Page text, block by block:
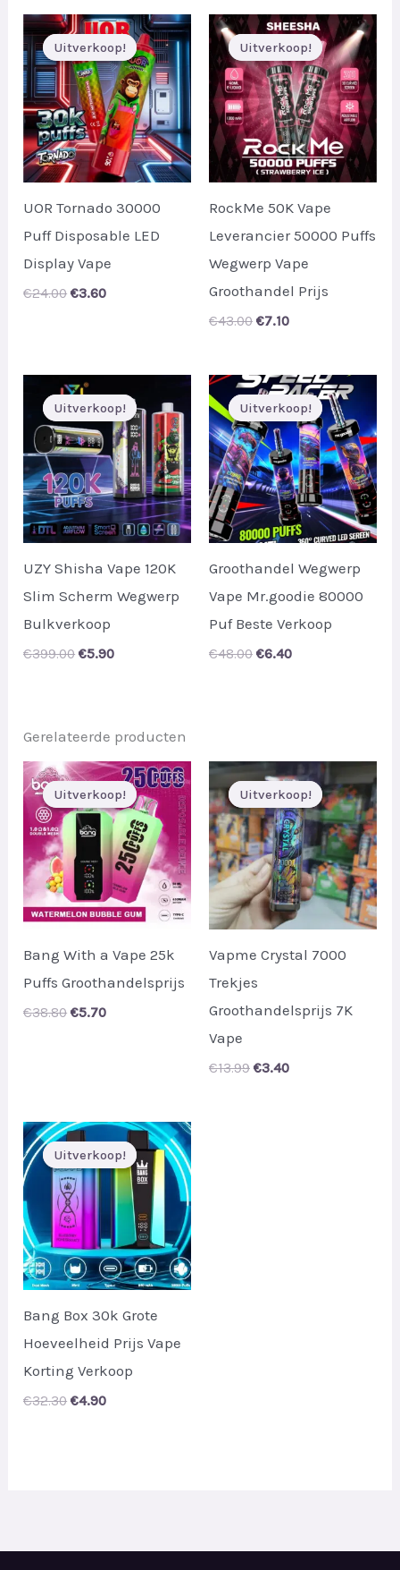
Uitverkoop!
Uitverkoop!
UOR Tornado 30000
Puff Disposable LED
Display Vape
€24.00 Original
€3.60Current
Uitverkoop!
Uitverkoop!
RockMe 50K Vape
Leverancier 50000 Puffs
Wegwerp Vape
Groothandel Prijs
€43.00 Original
€43.00.
€7.10Current
€7.10.
Uitverkoop!
Uitverkoop!
UZY Shisha Vape 120K
Slim Scherm Wegwerp
Bulkverkoop
€399.00 Original
€5.90Current
Uitverkoop!
Uitverkoop!
Groothandel Wegwerp
Vape Mr.goodie 80000
Puf Beste Verkoop
€48.00 Original
€6.40Current
Gerelateerde producten
Uitverkoop!
Uitverkoop!
Bang With a Vape 25k
Puffs Groothandelsprijs
€38.80 Original
€5.70Current
Uitverkoop!
Uitverkoop!
Vapme Crystal 7000
Trekjes
Groothandelsprijs 7K
Vape
€13.99 Original
€3.40Current
Uitverkoop!
Uitverkoop!
Bang Box 30k Grote
Hoeveelheid Prijs Vape
Korting Verkoop
€32.30 Original
€4.90Current